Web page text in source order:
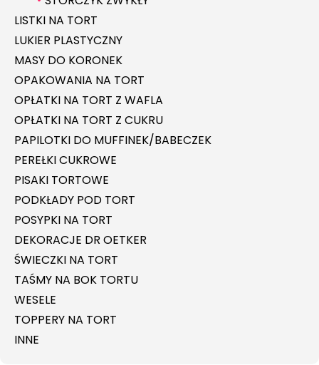
LISTKI NA TORT
LUKIER PLASTYCZNY
MASY DO KORONEK
OPAKOWANIA NA TORT
OPŁATKI NA TORT Z WAFLA
OPŁATKI NA TORT Z CUKRU
PAPILOTKI DO MUFFINEK/BABECZEK
PEREŁKI CUKROWE
PISAKI TORTOWE
PODKŁADY POD TORT
POSYPKI NA TORT
DEKORACJE DR OETKER
ŚWIECZKI NA TORT
TAŚMY NA BOK TORTU
WESELE
TOPPERY NA TORT
INNE